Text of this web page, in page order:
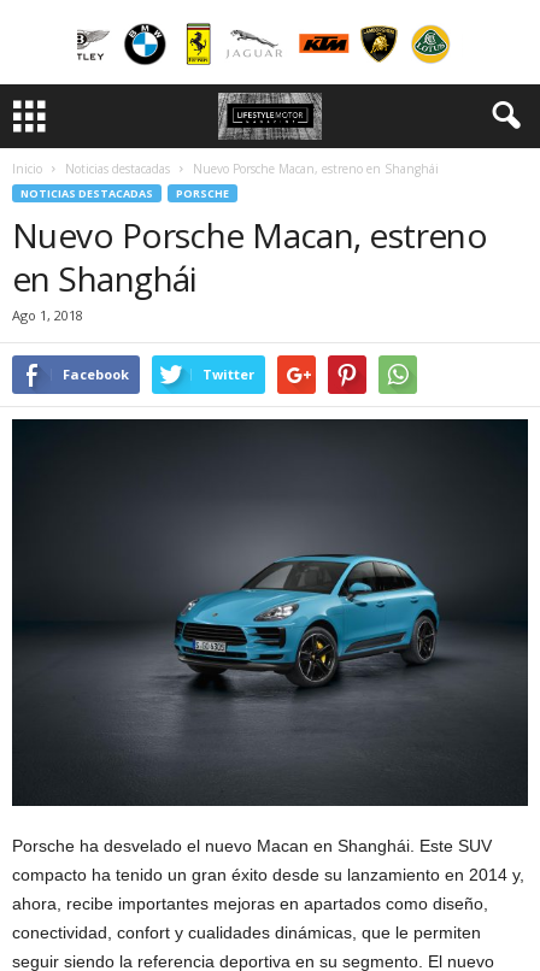
Inicio Noticias destacadas Nuevo Porsche Macan, estreno en Shanghái
NOTICIAS DESTACADAS PORSCHE
Nuevo Porsche Macan, estreno
en Shanghái
Ago 1, 2018
Facebook Twitter
Porsche ha desvelado el nuevo Macan en Shanghái. Este SUV
compacto ha tenido un gran éxito desde su lanzamiento en 2014 y,
ahora, recibe importantes mejoras en apartados como diseño,
conectividad, confort y cualidades dinámicas, que le permiten
seguir siendo la referencia deportiva en su segmento. El nuevo